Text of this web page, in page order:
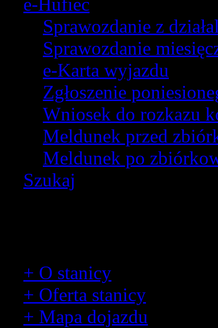
Sprawozdanie z
Sprawozdanie
e-Karta wyjazdu
Zgłoszenie
Wniosek do rozkazu
Meldunek przed
Meldunek po
Szukaj
+ O stanicy
+ Oferta stanicy
+ Mapa dojazdu